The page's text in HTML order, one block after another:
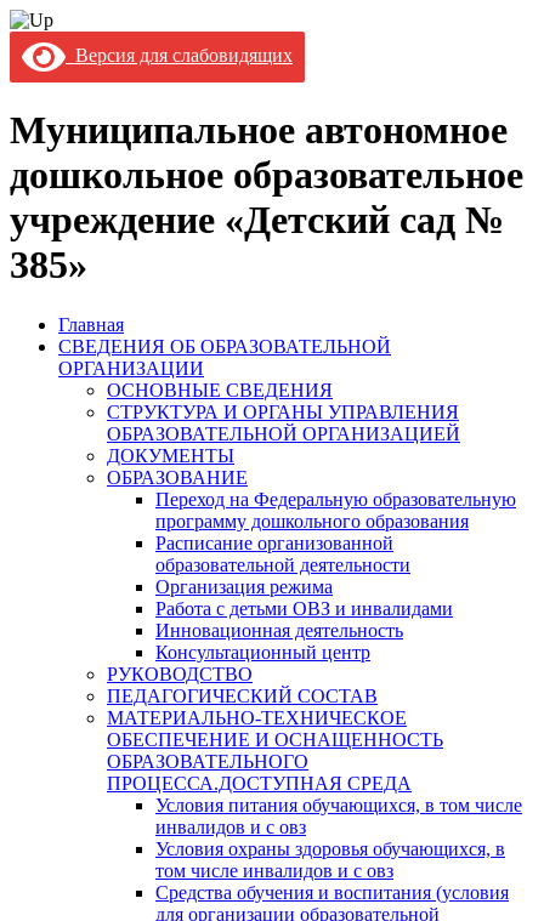
Версия для слабовидящих
Муниципальное автономное
дошкольное образовательное
учреждение «Детский сад №
385»
Главная
СВЕДЕНИЯ ОБ ОБРАЗОВАТЕЛЬНОЙ
ОРГАНИЗАЦИИ
ОСНОВНЫЕ СВЕДЕНИЯ
СТРУКТУРА И ОРГАНЫ УПРАВЛЕНИЯ
ОБРАЗОВАТЕЛЬНОЙ ОРГАНИЗАЦИЕЙ
ДОКУМЕНТЫ
ОБРАЗОВАНИЕ
Переход на Федеральную образовательную
программу дошкольного образования
Расписание организованной
образовательной деятельности
Организация режима
Работа с детьми ОВЗ и инвалидами
Инновационная деятельность
Консультационный центр
РУКОВОДСТВО
ПЕДАГОГИЧЕСКИЙ СОСТАВ
МАТЕРИАЛЬНО-ТЕХНИЧЕСКОЕ
ОБЕСПЕЧЕНИЕ И ОСНАЩЕННОСТЬ
ОБРАЗОВАТЕЛЬНОГО
ПРОЦЕССА.ДОСТУПНАЯ СРЕДА
Условия питания обучающихся, в том числе
инвалидов и с овз
Условия охраны здоровья обучающихся, в
том числе инвалидов и с овз
Средства обучения и воспитания (условия
для организации образовательной